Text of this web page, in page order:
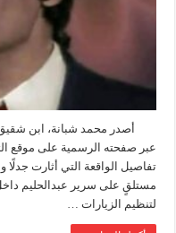
أصدر محمد شبانة، ابن شقيق
عبر صفحته الرسمية على موقع
تفاصيل الواقعة التي أثارت
مستلقٍ على سرير عبدالحليم
لتنظيم الزيارات …